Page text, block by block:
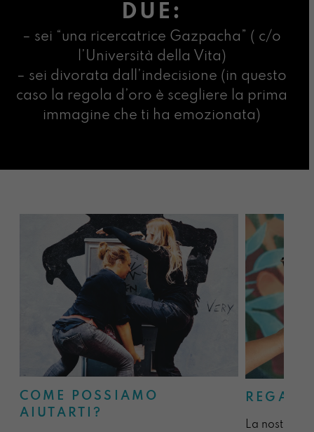
DUE:
– sei “una ricercatrice Gazpacha” ( c/o
l’Università della Vita)
– sei divorata dall’indecisione (in questo
caso la regola d’oro è scegliere la prima
immagine che ti ha emozionata)
COME POSSIAMO
AIUTARTI?
La nostra